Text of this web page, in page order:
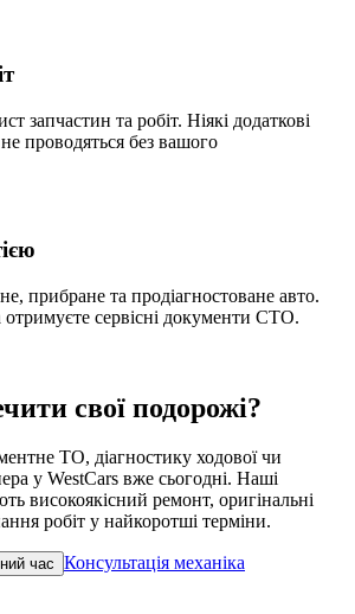
запчастин та робіт. Ніякі додаткові
проводяться без вашого
прибране та продіагностоване авто.
отримуєте сервісні документи СТО.
свої подорожі?
ТО, діагностику ходової чи
у WestCars вже сьогодні. Наші
високоякісний ремонт, оригінальні
робіт у найкоротші терміни.
час Консультація механіка